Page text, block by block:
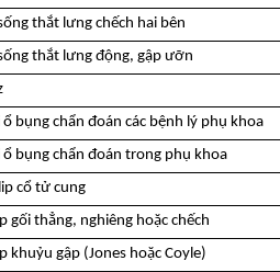
thắt lưng chếch hai bên
thắt lưng động, gập ưỡn
bụng chẩn đoán các bệnh lý phụ khoa
ổ bụng chẩn đoán trong phụ khoa
cổ tử cung
gối thẳng, nghiêng hoặc chếch
khuỷu gập (Jones hoặc Coyle)